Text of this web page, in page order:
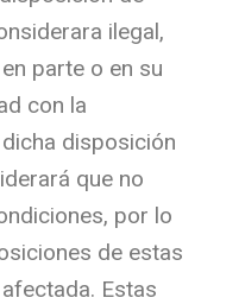
ilegal,
parte o en su
con la
disposición
que no
por lo
de estas
Estas